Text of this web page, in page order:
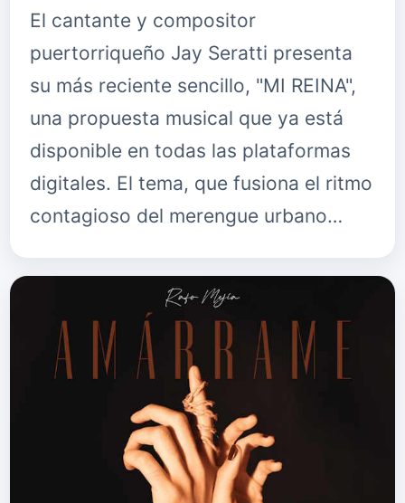
El cantante y compositor
puertorriqueño Jay Seratti presenta
su más reciente sencillo, "MI REINA",
una propuesta musical que ya está
disponible en todas las plataformas
digitales. El tema, que fusiona el ritmo
contagioso del merengue urbano…